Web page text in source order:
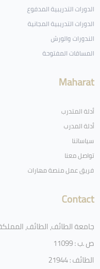
الدورات التدريبية المدفوع
الدورات التدريبية المجانية
الندورات والورش
المساقات المفتوحة
Maharat
أدلة المتدرب
أدلة المدرب
سياساتنا
تواصل معنا
فريق عمل منصة مهارات
Contact
جامعة الطائف، الطائف،
ص .ب : 11099
الطائف : 21944